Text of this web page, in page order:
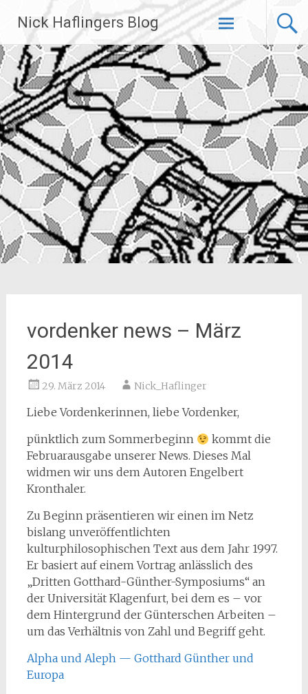
Inhalt
springen
Nick Haflingers Blog
vordenker news – März
2014
29. März 2014 Nick_Haflinger
Liebe Vordenkerinnen, liebe Vordenker,
pünktlich zum Sommerbeginn
kommt die
Februarausgabe unserer News. Dieses Mal
widmen wir uns dem Autoren Engelbert
Kronthaler.
Zu Beginn präsentieren wir einen im Netz
bislang unveröffentlichten
kulturphilosophischen Text aus dem Jahr 1997.
Er basiert auf einem Vortrag anlässlich des
„Dritten Gotthard-Günther-Symposiums“ an
der Universität Klagenfurt, bei dem es – vor
dem Hintergrund der Günterschen Arbeiten –
um das Verhältnis von Zahl und Begriff geht.
Alpha und Aleph — Gotthard Günther und
Europa